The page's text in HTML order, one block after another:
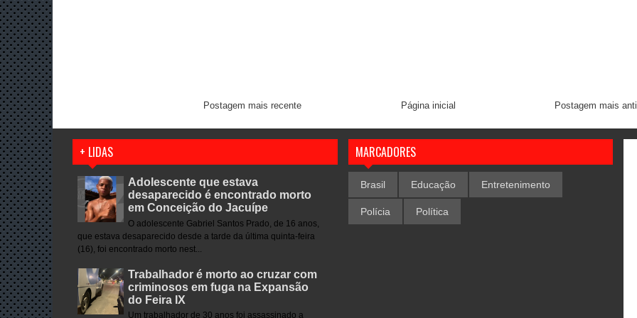
Postagem mais recente Postagem mais
Página inicial
+ LIDAS
Adolescente que estava
desaparecido é encontrado morto
em Conceição do Jacuípe
O adolescente Gabriel Santos Prado, de 16 anos,
que estava desaparecido desde a tarde da última quinta-feira
(16), foi encontrado morto nest...
Trabalhador é morto ao cruzar com
criminosos em fuga na Expansão
do Feira IX
Um trabalhador de 30 anos foi assassinado a
MARCADORES
Brasil Educação Entretenimento
Polícia Política